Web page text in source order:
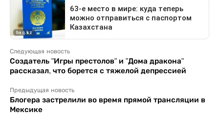
Следующая новость
Создатель "Игры престолов" и "Дома дракона"
рассказал, что борется с тяжелой депрессией
Предыдущая новость
Блогера застрелили во время прямой трансляции в
Мексике